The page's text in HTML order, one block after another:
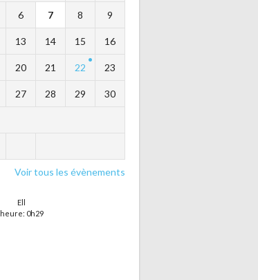
6 7 8 9
13 14 15 16
20 21 22 23
27 28 29 30
Voir tous les évènements
Ell
heure: 0h29